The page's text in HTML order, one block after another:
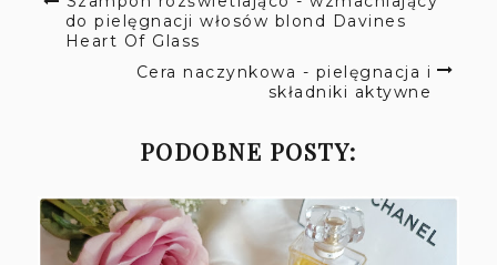
do pielęgnacji włosów blond Davines
Heart Of Glass
Cera naczynkowa - pielęgnacja i
składniki aktywne
PODOBNE POSTY: